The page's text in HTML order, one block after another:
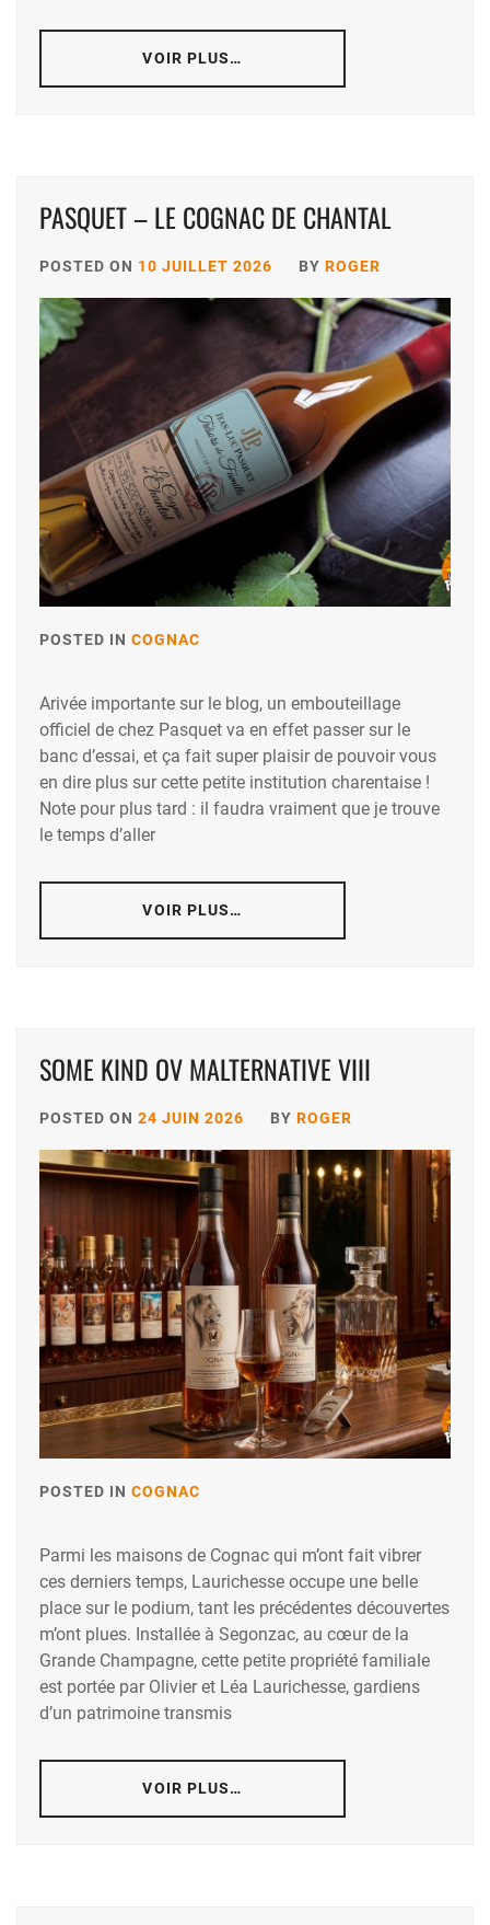
VOIR PLUS…
PASQUET – LE COGNAC DE CHANTAL
POSTED ON 10 JUILLET 2026 BY ROGER
POSTED IN COGNAC
Arivée importante sur le blog, un embouteillage
officiel de chez Pasquet va en effet passer sur le
banc d’essai, et ça fait super plaisir de pouvoir vous
en dire plus sur cette petite institution charentaise !
Note pour plus tard : il faudra vraiment que je trouve
le temps d’aller
VOIR PLUS…
SOME KIND OV MALTERNATIVE VIII
POSTED ON 24 JUIN 2026 BY ROGER
POSTED IN COGNAC
Parmi les maisons de Cognac qui m’ont fait vibrer
ces derniers temps, Laurichesse occupe une belle
place sur le podium, tant les précédentes découvertes
m’ont plues. Installée à Segonzac, au cœur de la
Grande Champagne, cette petite propriété familiale
est portée par Olivier et Léa Laurichesse, gardiens
d’un patrimoine transmis
VOIR PLUS…